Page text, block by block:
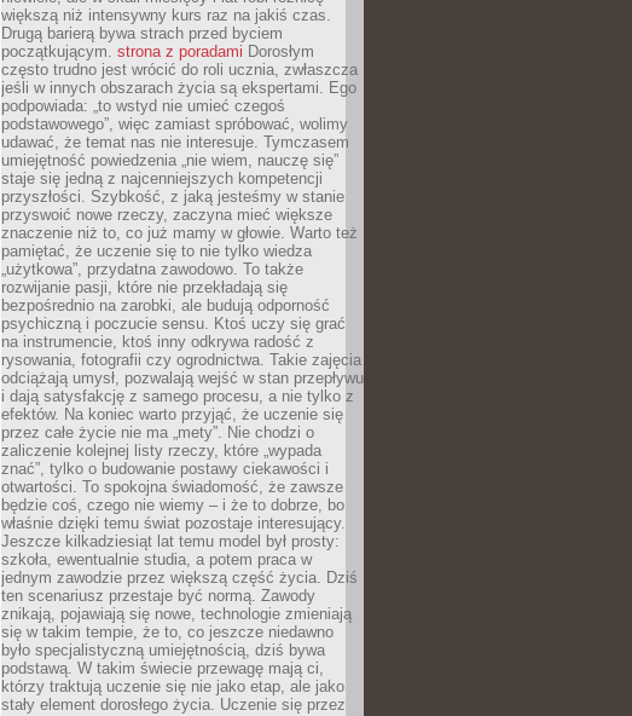
większą niż intensywny kurs raz na jakiś czas.
Drugą barierą bywa strach przed byciem
początkującym. strona z poradami Dorosłym
często trudno jest wrócić do roli ucznia, zwłaszcza
jeśli w innych obszarach życia są ekspertami. Ego
podpowiada: „to wstyd nie umieć czegoś
podstawowego”, więc zamiast spróbować, wolimy
udawać, że temat nas nie interesuje. Tymczasem
umiejętność powiedzenia „nie wiem, nauczę się”
staje się jedną z najcenniejszych kompetencji
przyszłości. Szybkość, z jaką jesteśmy w stanie
przyswoić nowe rzeczy, zaczyna mieć większe
znaczenie niż to, co już mamy w głowie. Warto też
pamiętać, że uczenie się to nie tylko wiedza
„użytkowa”, przydatna zawodowo. To także
rozwijanie pasji, które nie przekładają się
bezpośrednio na zarobki, ale budują odporność
psychiczną i poczucie sensu. Ktoś uczy się grać
na instrumencie, ktoś inny odkrywa radość z
rysowania, fotografii czy ogrodnictwa. Takie zajęcia
odciążają umysł, pozwalają wejść w stan przepływu
i dają satysfakcję z samego procesu, a nie tylko z
efektów. Na koniec warto przyjąć, że uczenie się
przez całe życie nie ma „mety”. Nie chodzi o
zaliczenie kolejnej listy rzeczy, które „wypada
znać”, tylko o budowanie postawy ciekawości i
otwartości. To spokojna świadomość, że zawsze
będzie coś, czego nie wiemy – i że to dobrze, bo
właśnie dzięki temu świat pozostaje interesujący.
Jeszcze kilkadziesiąt lat temu model był prosty:
szkoła, ewentualnie studia, a potem praca w
jednym zawodzie przez większą część życia. Dziś
ten scenariusz przestaje być normą. Zawody
znikają, pojawiają się nowe, technologie zmieniają
się w takim tempie, że to, co jeszcze niedawno
było specjalistyczną umiejętnością, dziś bywa
podstawą. W takim świecie przewagę mają ci,
którzy traktują uczenie się nie jako etap, ale jako
stały element dorosłego życia. Uczenie się przez